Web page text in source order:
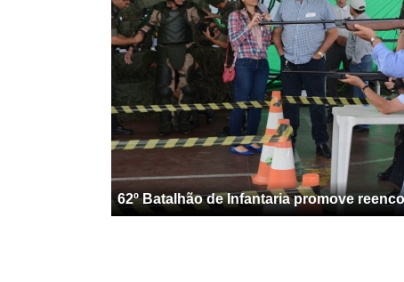
62º Batalhão de Infantaria promove